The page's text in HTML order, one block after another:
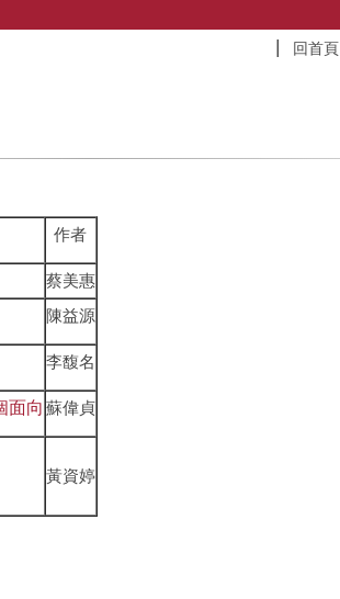
回首頁
作者
蔡美惠
陳益源
李馥名
面向 蘇偉貞
黃資婷